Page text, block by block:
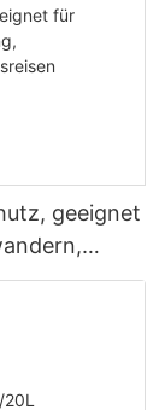
geeignet
und